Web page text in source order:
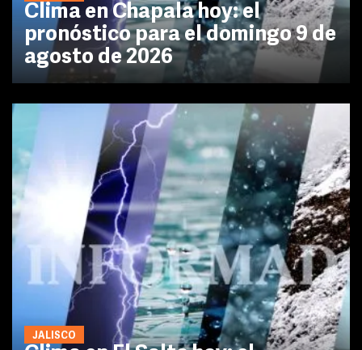
Clima en Chapala hoy: el
pronóstico para el domingo 9 de
agosto de 2026
JALISCO